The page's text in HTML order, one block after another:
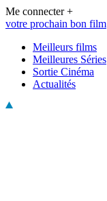
Me connecter +
votre prochain bon film
Meilleurs films
Meilleures Séries
Sortie Cinéma
Actualités